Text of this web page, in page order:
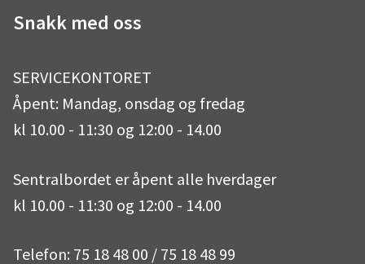
k
a
m
Snakk med oss
SERVICEKONTORET
Åpent: Mandag, onsdag og fredag
kl 10.00 - 11:30 og 12:00 - 14.00
Sentralbordet er åpent alle hverdager
kl 10.00 - 11:30 og 12:00 - 14.00
Telefon: 75 18 48 00 / 75 18 48 99